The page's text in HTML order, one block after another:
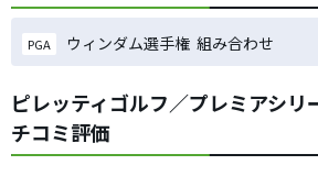
PGA ウィンダム選手権 組み合わせ
ピレッティゴルフ／プレミアシリ
チコミ評価